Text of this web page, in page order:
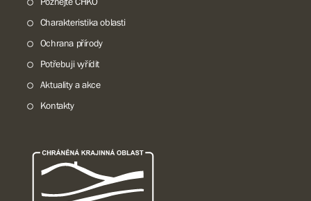
Charakteristika oblasti
Ochrana přírody
Potřebuji vyřídit
Aktuality a akce
Kontakty